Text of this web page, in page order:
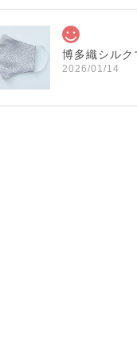
博多織シル
2026/01/14